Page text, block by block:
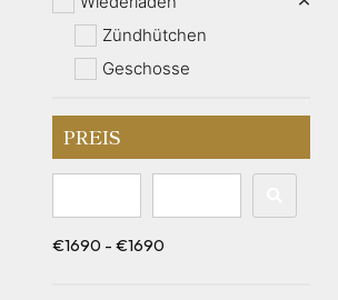
Zündhütchen
Geschosse
PREIS
€1690 - €1690